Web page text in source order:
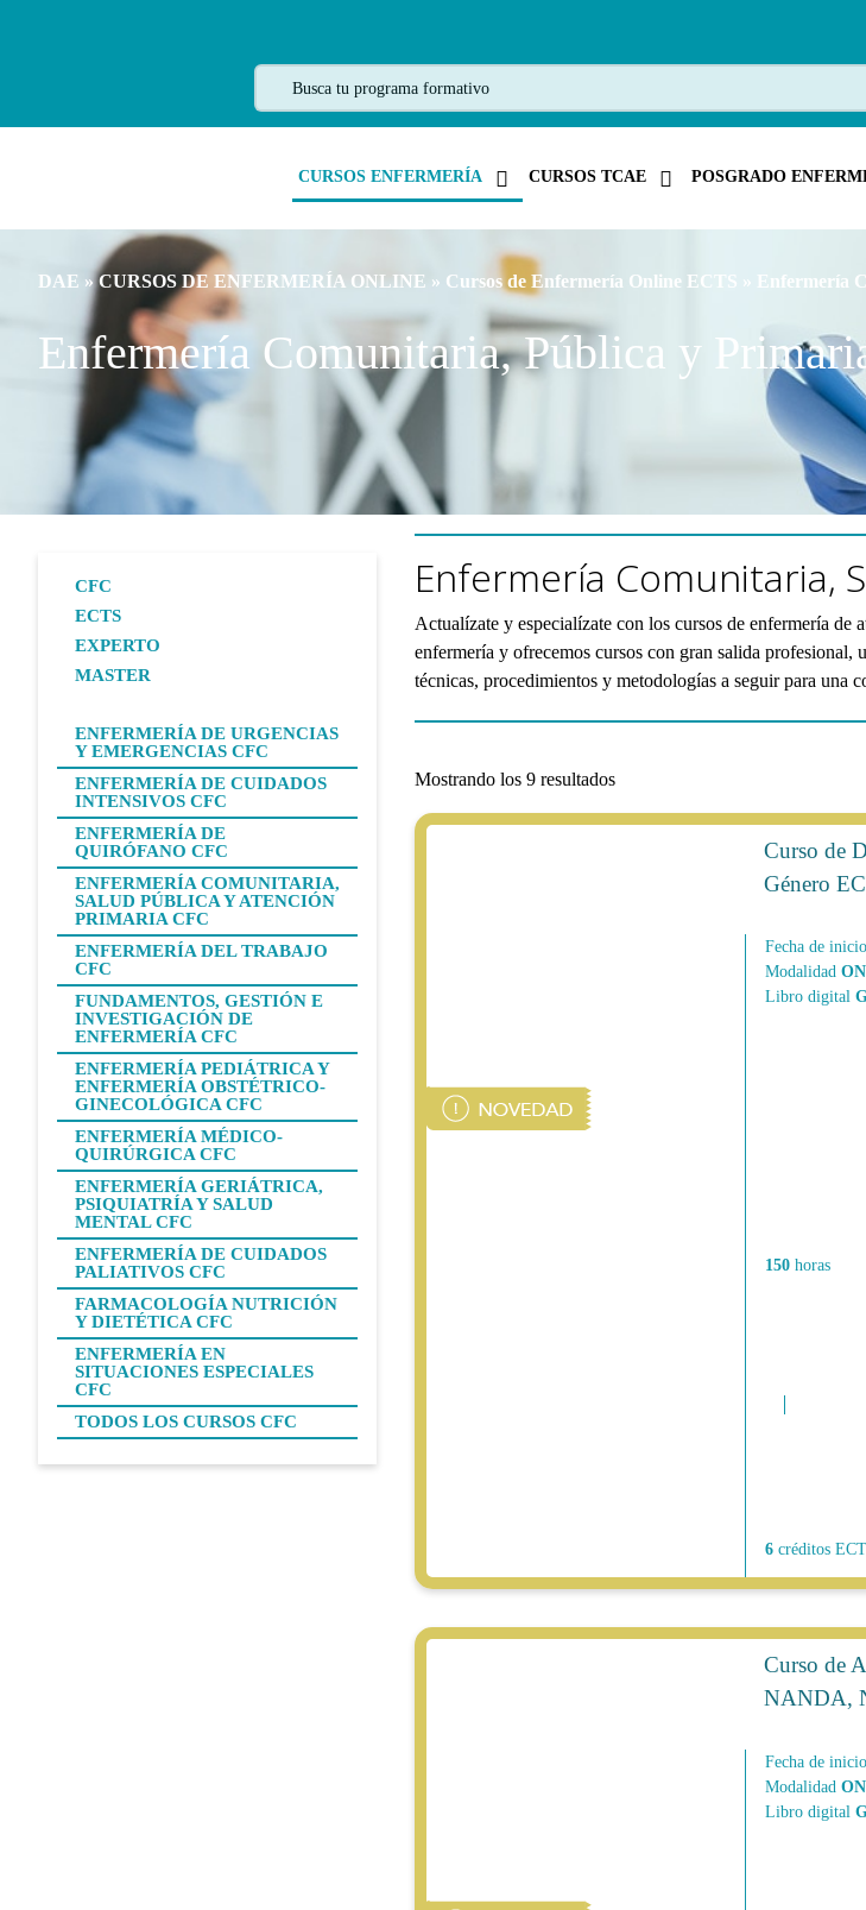
CURSOS ENFERMERÍA CURSOS TCAE POSGRADO
DAE »CURSOS DE ENFERMERÍA ONLINE » Cursos de Enfermería Online ECTS » Enfermería
Enfermería Comunitaria, Pública y
CFC
ECTS
EXPERTO
MASTER
ENFERMERÍA DE URGENCIAS
Y EMERGENCIAS CFC
ENFERMERÍA DE CUIDADOS
INTENSIVOS CFC
ENFERMERÍA DE
QUIRÓFANO CFC
ENFERMERÍA COMUNITARIA,
SALUD PÚBLICA Y ATENCIÓN
PRIMARIA CFC
ENFERMERÍA DEL TRABAJO
CFC
FUNDAMENTOS, GESTIÓN E
INVESTIGACIÓN DE
ENFERMERÍA CFC
ENFERMERÍA PEDIÁTRICA Y
ENFERMERÍA OBSTÉTRICO-
GINECOLÓGICA CFC
ENFERMERÍA MÉDICO-
QUIRÚRGICA CFC
ENFERMERÍA GERIÁTRICA,
PSIQUIATRÍA Y SALUD
MENTAL CFC
ENFERMERÍA DE CUIDADOS
PALIATIVOS CFC
FARMACOLOGÍA NUTRICIÓN
Y DIETÉTICA CFC
ENFERMERÍA EN
SITUACIONES ESPECIALES
CFC
TODOS LOS CURSOS CFC
Enfermería Comunitaria,
Actualízate y especialízate con los cursos de enfermería
enfermería y ofrecemos cursos con gran salida profesional,
técnicas, procedimientos y metodologías a seguir para una
Mostrando los 9 resultados
Curso de
Género
Fecha de inicio
Modalidad
Libro digital
150horas
6créditos
Curso de
NANDA,
Fecha de inicio
Modalidad
Libro digital